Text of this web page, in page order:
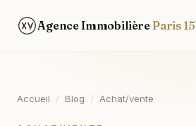
Agence Immobilière Paris 15
Accueil / Blog / Achat/vente